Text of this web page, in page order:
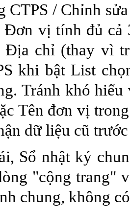
CTPS / Chỉnh
Đơn vị tính đủ cả
chỉ (thay vì
khi bật List
Tránh khó
Tên đơn vị
dữ liệu cũ
Sổ nhật ký
"cộng trang"
chung, không